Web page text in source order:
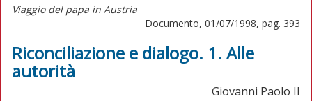
Viaggio del papa in Austria
Documento, 01/07/1998, pag. 393
Riconciliazione e dialogo. 1. Alle
autorità
Giovanni Paolo II